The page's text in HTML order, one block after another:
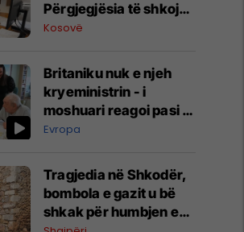
Përgjegjësia të shkojë
deri në fund, do të
dronë
Kosovë
Britaniku nuk e njeh
kryeministrin - i
moshuari reagoi pasi iu
prezantua: Sërish një
çdo pesë minuta atje?
Evropa
Tragjedia në Shkodër,
bombola e gazit u bë
shkak për humbjen e